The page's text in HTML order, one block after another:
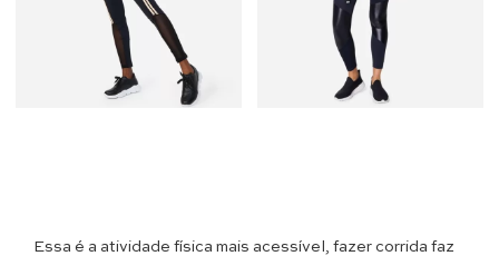
Essa é a atividade física mais acessível, fazer corrida faz